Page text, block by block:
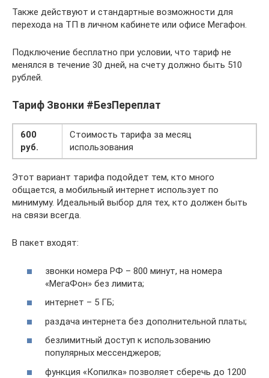
Также действуют и стандартные возможности для
перехода на ТП в личном кабинете или офисе Мегафон.
Подключение бесплатно при условии, что тариф не
менялся в течение 30 дней, на счету должно быть 510
рублей.
Тариф Звонки #БезПереплат
600
руб.
Стоимость тарифа за месяц
использования
Этот вариант тарифа подойдет тем, кто много
общается, а мобильный интернет использует по
минимуму. Идеальный выбор для тех, кто должен быть
на связи всегда.
В пакет входят:
звонки номера РФ – 800 минут, на номера
«МегаФон» без лимита;
интернет – 5 ГБ;
раздача интернета без дополнительной платы;
безлимитный доступ к использованию
популярных мессенджеров;
функция «Копилка» позволяет сберечь до 1200